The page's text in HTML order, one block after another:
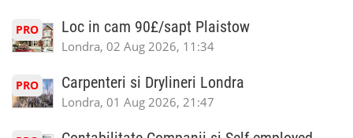
PRO Loc in cam 90£/sapt Plaistow
Londra, 02 Aug 2026, 11:34
PRO Carpenteri si Drylineri Londra
Londra, 01 Aug 2026, 21:47